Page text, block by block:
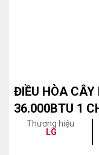
ĐIỀU HÒA CÂY
36.000BTU 1
Thương hiệu
LG